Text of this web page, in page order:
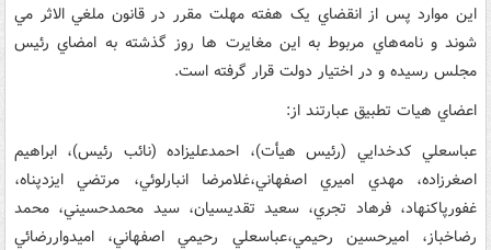
اين موارد پس از انقضاي يک هفته مهلت مقرر در قانون ملغي الاثر مي
شوند و نامه‌هاي مربوط به اين مغايرت ها روز گذشته به امضاي رئيس
مجلس رسيده و در اختيار دولت قرار گرفته است.
اعضاي هيات تطبيق عبارتند از:
عباسعلي کدخدايي (رئيس هيأت)، احمدعليزاده (نائب رئيس)، ابراهيم
اصغرزاده، مهدي اميري اصفهاني،غلامرضا انبارلوئي، مرتضي ايزدپناه،
غفورپاکنهاد، فرهاد تجري، سعيد تقديسيان، سيد محمدحسيني، محمد
رضاخباز، اميرحسين رحيمي،عباسعلي رحيمي اصفهاني، اميدواررضائي